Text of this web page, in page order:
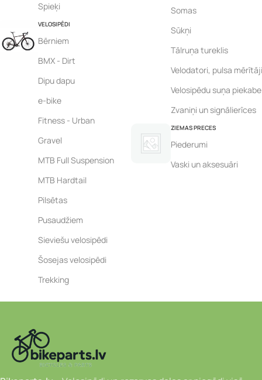
Somas
Sūkņi
Tālruņa tureklis
Velodatori, pulsa
Velosipēdu suņa piekabe
Zvaniņi un signālierīces
Spieķi
VELOSIPĒDI
Bērniem
BMX - Dirt
Dipu dapu
e-bike
Fitness - Urban
Gravel
MTB Full Suspension
MTB Hardtail
Pilsētas
Pusaudžiem
Sieviešu velosipēdi
Šosejas velosipēdi
Trekking
ZIEMAS PRECES
Piederumi
Vaski un aksesuāri